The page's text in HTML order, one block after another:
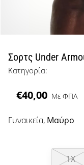
μπάσκετ
όπως
εμείς;
μαζί
ως
Σορτς Under
Κατηγορία:
€40,00 Με ΦΠΑ
Γυναικεία, Μαύρο
1X